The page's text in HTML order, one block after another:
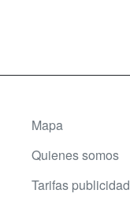
Mapa
Quienes somos
Tarifas publicidad